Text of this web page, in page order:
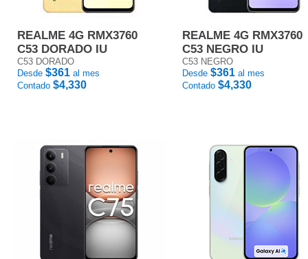
REALME 4G RMX3760
C53 DORADO IU
C53 DORADO
Desde $361 al mes
Contado $4,330
REALME 4G RMX3760
C53 NEGRO IU
C53 NEGRO
Desde $361 al mes
Contado $4,330